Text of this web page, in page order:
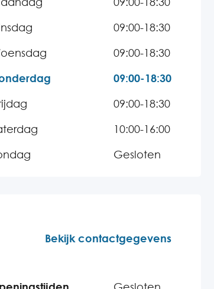
09:00-18:30
09:00-18:30
09:00-18:30
09:00-18:30
10:00-16:00
Gesloten
Bekijk contactgegevens